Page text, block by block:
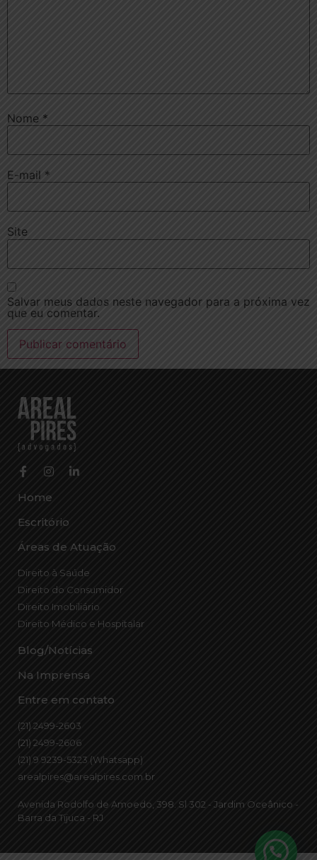
Nome *
E-mail *
Site
Salvar meus dados neste navegador para a próxima vez
que eu comentar.
Home
Escritório
Áreas de Atuação
Direito à Saúde
Direito do Consumidor
Direito Imobiliário
Direito Médico e Hospitalar
Blog/Notícias
Na Imprensa
Entre em contato
(21) 2499-2603
(21) 2499-2606
(21) 9 9239-5323 (Whatsapp)
arealpires@arealpires.com.br
Avenida Rodolfo de Amoedo, 398. Sl 302 - Jardim Oceânico -
Barra da Tijuca - RJ